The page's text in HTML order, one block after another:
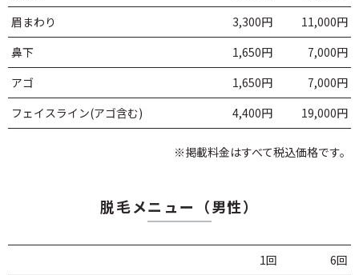
眉まわり
3,300円
11,000円
鼻下
1,650円
7,000円
アゴ
1,650円
7,000円
フェイスライン(アゴ含む)
4,400円 19,000円
※掲載料金はすべて税込価格です。
脱毛メニュー（男性）
1回
6回